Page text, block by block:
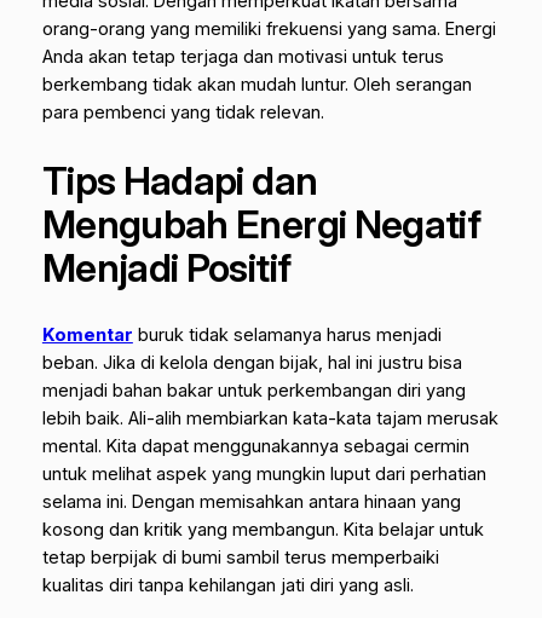
orang-orang yang memiliki frekuensi yang sama. Energi
Anda akan tetap terjaga dan motivasi untuk terus
berkembang tidak akan mudah luntur. Oleh serangan
para pembenci yang tidak relevan.
Tips Hadapi dan
Mengubah Energi Negatif
Menjadi Positif
Komentar buruk tidak selamanya harus menjadi
beban. Jika di kelola dengan bijak, hal ini justru bisa
menjadi bahan bakar untuk perkembangan diri yang
lebih baik. Ali-alih membiarkan kata-kata tajam merusak
mental. Kita dapat menggunakannya sebagai cermin
untuk melihat aspek yang mungkin luput dari perhatian
selama ini. Dengan memisahkan antara hinaan yang
kosong dan kritik yang membangun. Kita belajar untuk
tetap berpijak di bumi sambil terus memperbaiki
kualitas diri tanpa kehilangan jati diri yang asli.